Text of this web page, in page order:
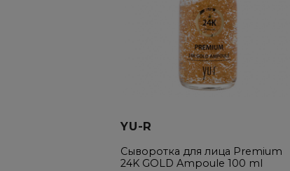
YU-R
Сыворотка для лица Premium
24K GOLD Ampoule 100 ml